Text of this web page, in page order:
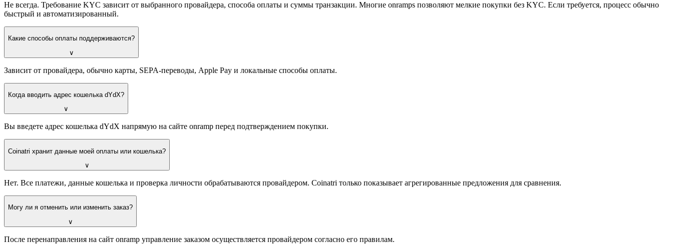
Не всегда. Требование KYC зависит от выбранного провайдера, способа оплаты и суммы транзакции. Многие onramps позволяют мелкие покупки без KYC. Если требуется, процесс обычно
быстрый и автоматизированный.
Какие способы оплаты поддерживаются?
∨
Зависит от провайдера, обычно карты, SEPA-переводы, Apple Pay и локальные способы оплаты.
Когда вводить адрес кошелька dYdX?
∨
Вы введете адрес кошелька dYdX напрямую на сайте onramp перед подтверждением покупки.
Coinatri хранит данные моей оплаты или кошелька?
∨
Нет. Все платежи, данные кошелька и проверка личности обрабатываются провайдером. Coinatri только показывает агрегированные предложения для сравнения.
Могу ли я отменить или изменить заказ?
∨
После перенаправления на сайт onramp управление заказом осуществляется провайдером согласно его правилам.